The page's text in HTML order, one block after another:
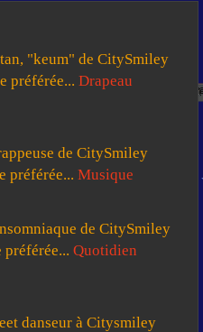
"keum" de CitySmiley
préférée... Drapeau
de CitySmiley
préférée... Musique
de CitySmiley
préférée... Quotidien
danseur à Citysmiley